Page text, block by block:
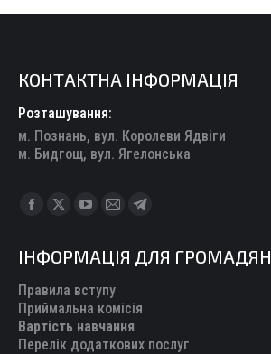
КОНТАКТНА ІНФОРМАЦІЯ
Розташування:
м. Познань, вул. Королеви Ядвіги
м. Бидгощ, вул. Ягелонська
Find us on:
Facebook
opens
in
new
window
X
opens
in
new
window
YouTube
opens
in
new
window
Mail
opens
in
new
window
Telegram
opens
new
ІНФОРМАЦІЯ ДЛЯ ГРОМАДЯН
Правила вступу
Приймальна комісія
Вартість навчання
Перелік додаткових послуг